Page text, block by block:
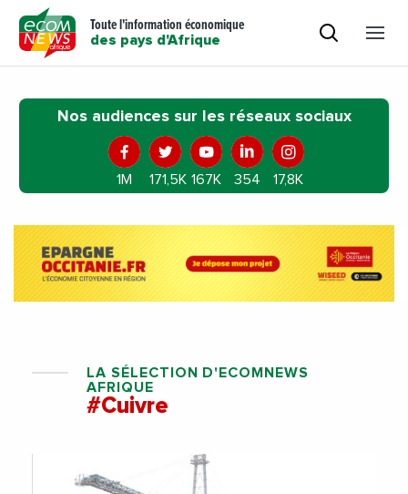
Toute l'information économique
des pays d'Afrique
Nos audiences sur les réseaux sociaux
1M 171,5K 167K 354 17,8K
LA SÉLECTION D'ECOMNEWS
AFRIQUE
#Cuivre